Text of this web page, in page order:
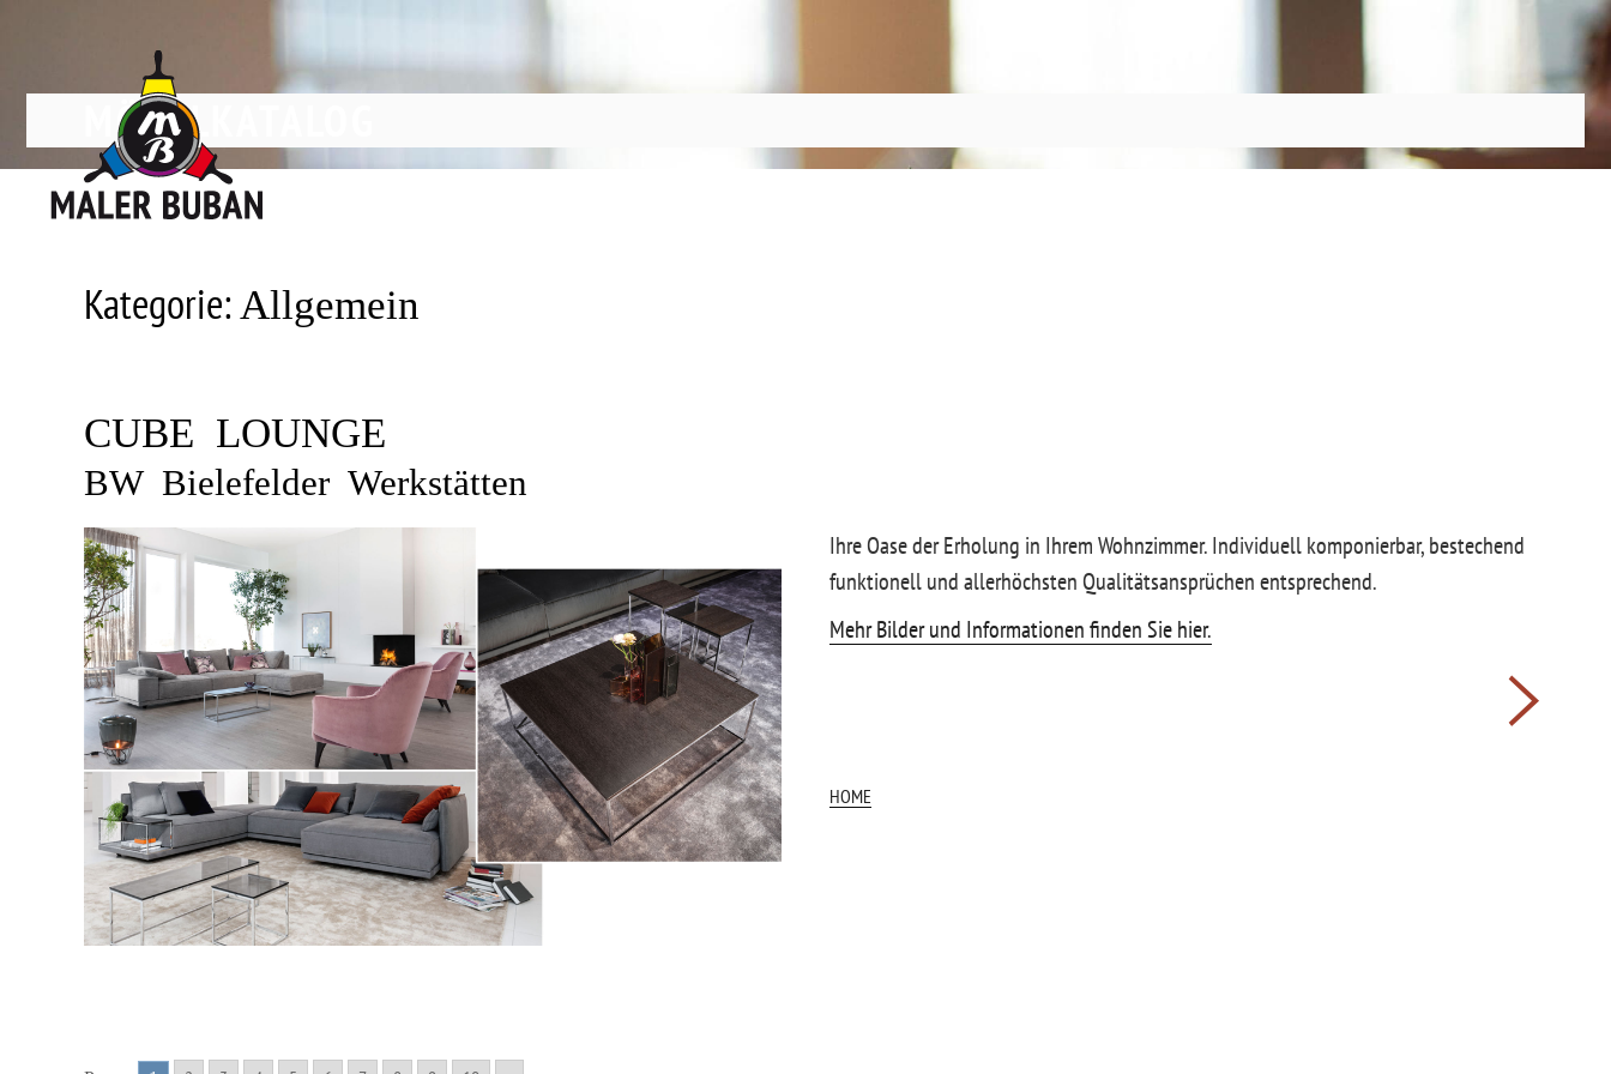
MÖBELKATALOG
Kategorie: Allgemein
CUBE LOUNGE
BW Bielefelder Werkstätten
Ihre Oase der Erholung in Ihrem Wohnzimmer. Individuell komponierbar, bestechend
funktionell und allerhöchsten Qualitätsansprüchen entsprechend.
Mehr Bilder und Informationen finden Sie hier.
HOME